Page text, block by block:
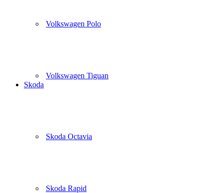
Volkswagen Polo
Volkswagen Tiguan
Skoda
Skoda Octavia
Skoda Rapid